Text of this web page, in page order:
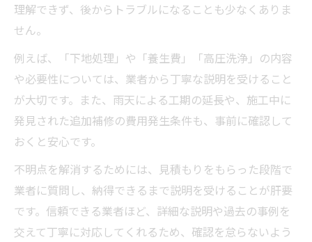
理解できず、後からトラブルになることも少なくありま
せん。
例えば、「下地処理」や「養生費」「高圧洗浄」の内容
や必要性については、業者から丁寧な説明を受けること
が大切です。また、雨天による工期の延長や、施工中に
発見された追加補修の費用発生条件も、事前に確認して
おくと安心です。
不明点を解消するためには、見積もりをもらった段階で
業者に質問し、納得できるまで説明を受けることが肝要
です。信頼できる業者ほど、詳細な説明や過去の事例を
交えて丁寧に対応してくれるため、確認を怠らないよう